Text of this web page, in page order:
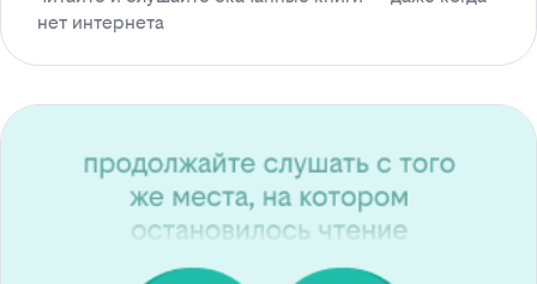
нет интернета